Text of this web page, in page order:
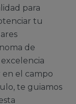
para
tu
de
el campo
te guiamos